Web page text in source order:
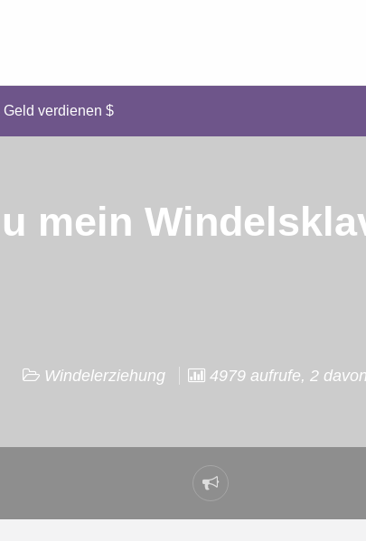
Geld verdienen $
mein
Windelerziehung 4979 aufrufe, 2
Problem
melden